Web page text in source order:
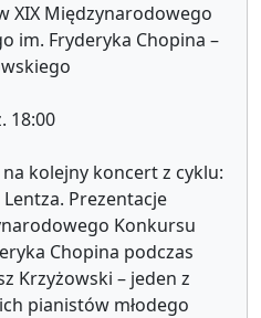
XIX Międzynarodowego
im. Fryderyka Chopina –
18:00
kolejny koncert z cyklu:
Prezentacje
Konkursu
Chopina podczas
Krzyżowski – jeden z
pianistów młodego